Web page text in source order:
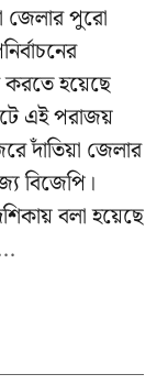
জেলার পুরো
করতে হয়েছে
এই পরাজয়
দাঁতিয়া জেলার
বিজেপি।
বলা হয়েছে